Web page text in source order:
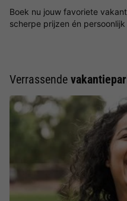
Boek nu jouw favoriete
scherpe prijzen én
Verrassende